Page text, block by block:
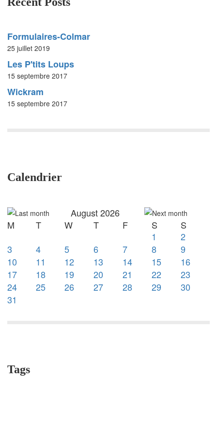
Formulaires-Colmar
25 juillet 2019
Les P'tits Loups
15 septembre 2017
Wickram
15 septembre 2017
Calendrier
August 2026
M
T W T F S
S
1
2
3
4 5 6 7 8
9
10
11 12 13 14 15
16
17
18 19 20 21 22
23
24
25 26 27 28 29
30
31
Tags